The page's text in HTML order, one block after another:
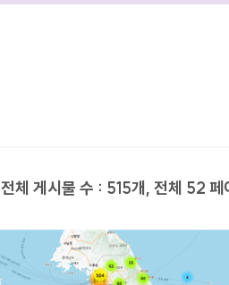
전체 게시물 수 : 515개, 전체 52 페